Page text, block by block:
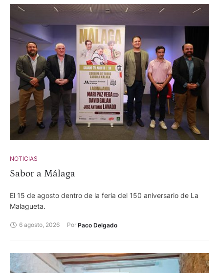
desafío ganadero y otra concurso de ganaderías. Los carteles
Pasquau, Ángel Luis Peña, La Machamona, Chamaco,
Guadajira, José González. Adrián Centenera, Tomás González
y Andrés García. 13 de septiembre -. Corrida de toros desafío
ganadero con reses de Valdellán y Juan Luis Fraile para Pérez
Mota, Alberto Lamelas y José Carlos Venegas. 20 de
septiembre -. Corrida de toros desafío ganadero con
astados de Veiga Teixeira y Partido de Resina para Fermín
Rivera, Damián Castaño y Gómez del Pilar. 27 de
septiembre-. Corrida de toros concurso de ganaderías. Toros
de Saltillo, Palha, Castillejo de Huebra, Conde de la Corte,
Pallarés y Valldellán para Isaac Fonseca, Cristian Pérez y
NOTICIAS
Sabor a Málaga
El 15 de agosto dentro de la feria del 150 aniversario de La
Malagueta.
6 agosto, 2026 Por Paco Delgado